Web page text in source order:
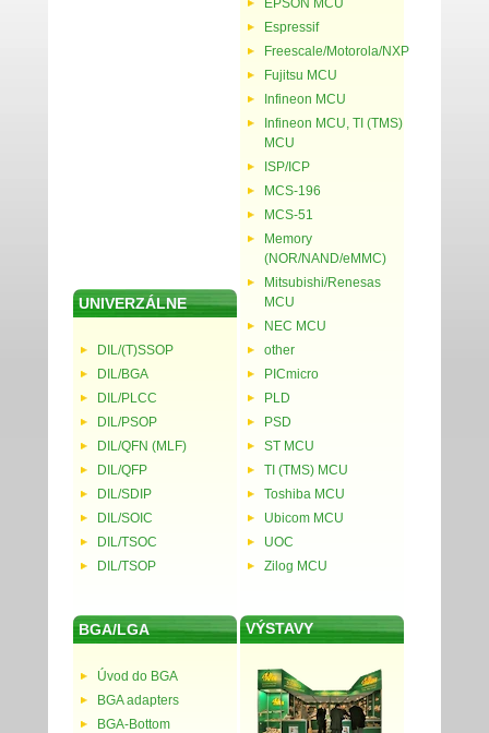
UNIVERZÁLNE
DIL/(T)SSOP
DIL/BGA
DIL/PLCC
DIL/PSOP
DIL/QFN (MLF)
DIL/QFP
DIL/SDIP
DIL/SOIC
DIL/TSOC
DIL/TSOP
EPSON MCU
Espressif
Freescale/Motorola/NXP
Fujitsu MCU
Infineon MCU
Infineon MCU, TI (TMS)
MCU
ISP/ICP
MCS-196
MCS-51
Memory
(NOR/NAND/eMMC)
Mitsubishi/Renesas
MCU
NEC MCU
other
PICmicro
PLD
PSD
ST MCU
TI (TMS) MCU
Toshiba MCU
Ubicom MCU
UOC
Zilog MCU
BGA/LGA
Úvod do BGA
BGA adapters
BGA-Bottom
VÝSTAVY